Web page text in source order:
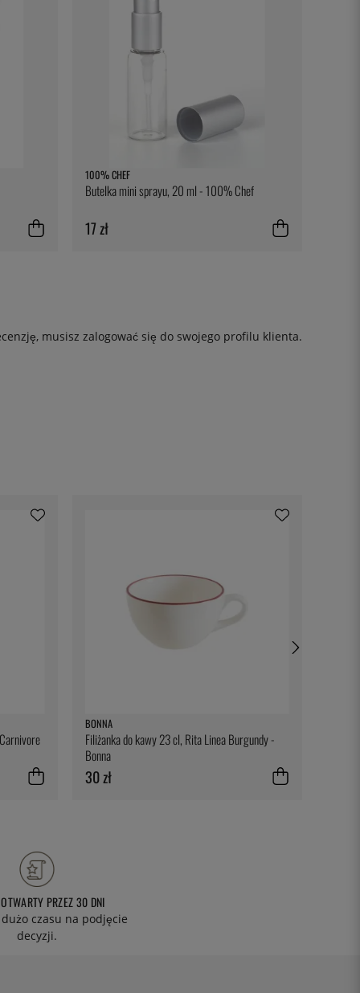
100% CHEF
Butelka mini sprayu, 20 ml - 100% Chef
17 zł
musisz zalogować się do swojego profilu klienta.
BONNA
Filiżanka do kawy 23 cl, Rita Linea Burgundy -
Bonna
30 zł
PRZEZ 30 DNI
czasu na podjęcie
decyzji.